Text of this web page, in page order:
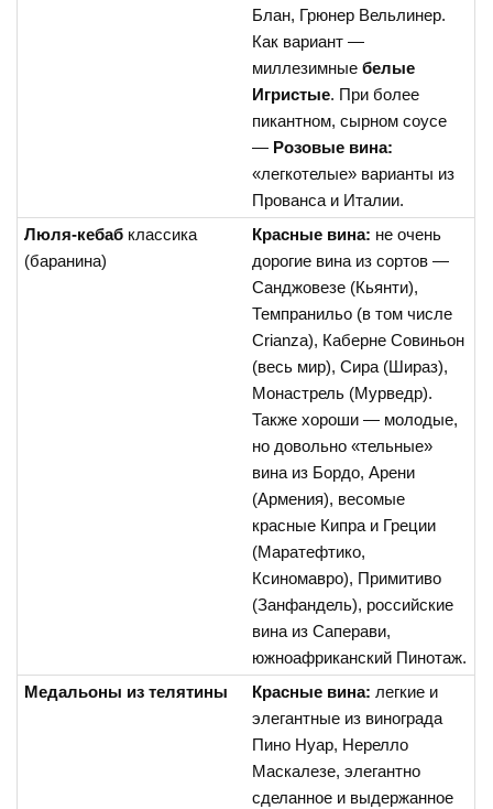
Блан, Грюнер Вельлинер.
Как вариант —
миллезимные белые
Игристые. При более
пикантном, сырном соусе
— Розовые вина:
«легкотелые» варианты из
Прованса и Италии.
Люля-кебаб классика
(баранина)
Красные вина: не очень
дорогие вина из сортов —
Санджовезе (Кьянти),
Темпранильо (в том числе
Crianza), Каберне Совиньон
(весь мир), Сира (Шираз),
Монастрель (Мурведр).
Также хороши — молодые,
но довольно «тельные»
вина из Бордо, Арени
(Армения), весомые
красные Кипра и Греции
(Маратефтико,
Ксиномавро), Примитиво
(Занфандель), российские
вина из Саперави,
южноафриканский Пинотаж.
Медальоны из телятины
Красные вина: легкие и
элегантные из винограда
Пино Нуар, Нерелло
Маскалезе, элегантно
сделанное и выдержанное